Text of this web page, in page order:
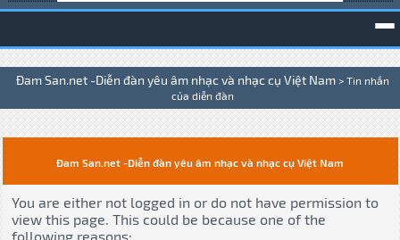
Đam San.net -Diễn đàn yêu âm nhạc và nhạc cụ Việt Nam > Tin nhắn
của diễn đàn
Đam San.net -Diễn đàn yêu âm nhạc và nhạc cụ Việt Nam
You are either not logged in or do not have permission to
view this page. This could be because one of the
following reasons: